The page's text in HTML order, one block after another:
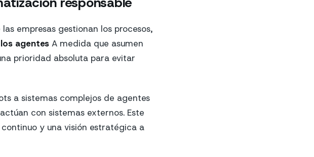
empresas gestionan los procesos,
agentes A medida que asumen
prioridad absoluta para evitar
a sistemas complejos de agentes
con sistemas externos. Este
y una visión estratégica a